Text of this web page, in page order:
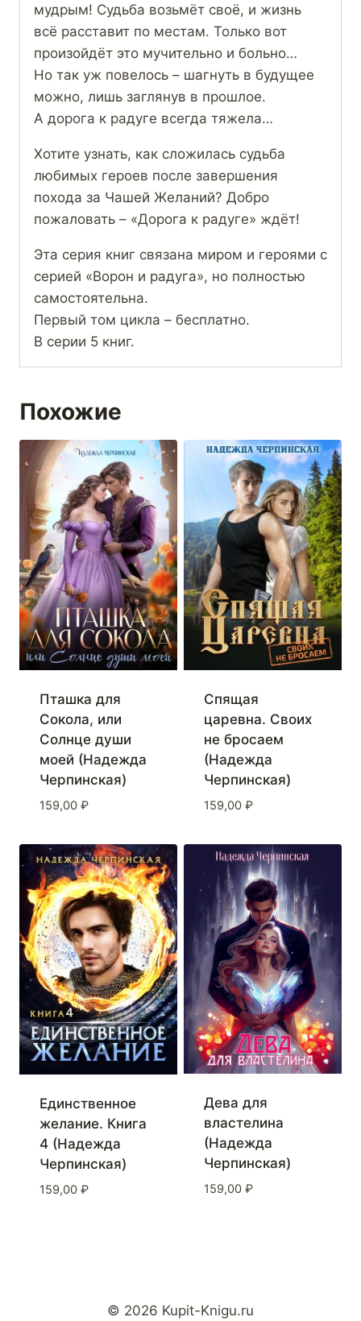
мудрым! Судьба возьмёт своё, и жизнь
всё расставит по местам. Только вот
произойдёт это мучительно и больно…
Но так уж повелось – шагнуть в будущее
можно, лишь заглянув в прошлое.
А дорога к радуге всегда тяжела…
Хотите узнать, как сложилась судьба
любимых героев после завершения
похода за Чашей Желаний? Добро
пожаловать – «Дорога к радуге» ждёт!
Эта серия книг связана миром и героями с
серией «Ворон и радуга», но полностью
самостоятельна.
Первый том цикла – бесплатно.
В серии 5 книг.
Похожие
Пташка для
Сокола, или
Солнце души
моей (Надежда
Черпинская)
159,00 ₽
Спящая
царевна. Своих
не бросаем
(Надежда
Черпинская)
159,00 ₽
Единственное
желание. Книга
4 (Надежда
Черпинская)
159,00 ₽
Дева для
властелина
(Надежда
Черпинская)
159,00 ₽
© 2026 Kupit-Knigu.ru